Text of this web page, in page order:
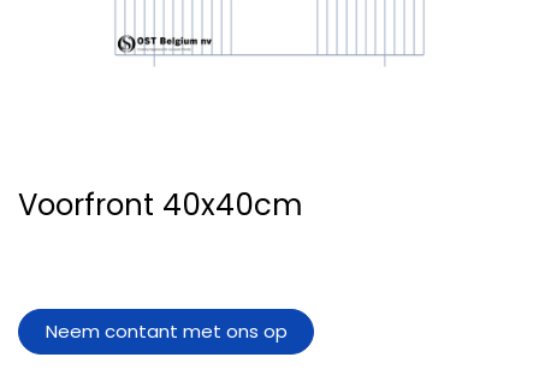
Voorfront 40x40cm
Neem contant met ons op